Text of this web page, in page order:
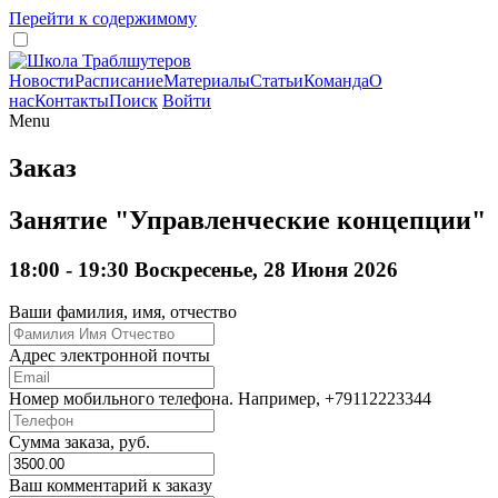
Перейти к содержимому
НовостиРасписаниеМатериалыСтатьиКомандаО
насКонтактыПоиск Войти
Menu
Заказ
Занятие "Управленческие концепции"
18:00 - 19:30 Воскресенье, 28 Июня 2026
Ваши фамилия, имя, отчество
Адрес электронной почты
Номер мобильного телефона. Например, +79112223344
Сумма заказа, руб.
Ваш комментарий к заказу